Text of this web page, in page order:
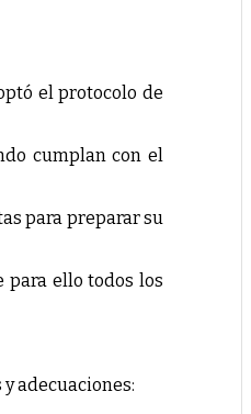
el protocolo de
cumplan con el
para preparar su
para ello todos los
adecuaciones: